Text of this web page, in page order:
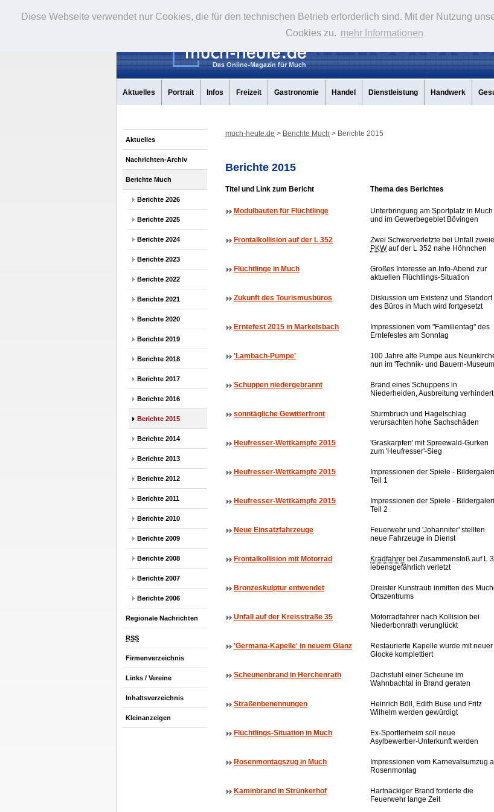
Diese Webseite verwendet nur Cookies, die für den technischen Betrieb erforderlich sind. Mit der Nutzung
Cookies zu. mehr Informationen
Aktuelles Portrait Infos Freizeit Gastronomie Handel Dienstleistung Handwerk
Aktuelles
Nachrichten-Archiv
Berichte Much
Berichte 2026
Berichte 2025
Berichte 2024
Berichte 2023
Berichte 2022
Berichte 2021
Berichte 2020
Berichte 2019
Berichte 2018
Berichte 2017
Berichte 2016
Berichte 2015
Berichte 2014
Berichte 2013
Berichte 2012
Berichte 2011
Berichte 2010
Berichte 2009
Berichte 2008
Berichte 2007
Berichte 2006
Regionale Nachrichten
RSS
Firmenverzeichnis
Links / Vereine
Inhaltsverzeichnis
Kleinanzeigen
much-heute.de > Berichte Much > Berichte 2015
Berichte 2015
Titel und Link zum Bericht Thema des Berichtes
Modulbauten für Flüchtlinge
Unterbringung am Sportplatz in Much
und im Gewerbegebiet Bövingen
Frontalkollision auf der L 352
Zwei Schwerverletzte bei Unfall
PKWauf der L 352 nahe Höhnchen
Flüchtlinge in Much
Großes Interesse an Info-Abend zur
aktuellen Flüchtlings-Situation
Zukunft des Tourismusbüros
Diskussion um Existenz und Standort
des Büros in Much wird fortgesetzt
Erntefest 2015 in Markelsbach
Impressionen vom "Familientag" des
Erntefestes am Sonntag
'Lambach-Pumpe'
100 Jahre alte Pumpe aus
nun im 'Technik- und Bauern-
Schuppen niedergebrannt
Brand eines Schuppens in
Niederheiden, Ausbreitung verhindert
sonntägliche Gewitterfront
Sturmbruch und Hagelschlag
verursachten hohe Sachschäden
Heufresser-Wettkämpfe 2015
'Graskarpfen' mit Spreewald-Gurken
zum 'Heufresser'-Sieg
Heufresser-Wettkämpfe 2015
Impressionen der Spiele -
Teil 1
Heufresser-Wettkämpfe 2015
Impressionen der Spiele -
Teil 2
Neue Einsatzfahrzeuge
Feuerwehr und 'Johanniter' stellten
neue Fahrzeuge in Dienst
Frontalkollision mit Motorrad Kradfahrer bei Zusammenstoß auf L
lebensgefährlich verletzt
Bronzeskulptur entwendet
Dreister Kunstraub inmitten des
Ortszentrums
Unfall auf der Kreisstraße 35
Motorradfahrer nach Kollision bei
Niederbonrath verunglückt
'Germana-Kapelle' in neuem Glanz
Restaurierte Kapelle wurde mit neuer
Glocke komplettiert
Scheunenbrand in Herchenrath
Dachstuhl einer Scheune im
Wahnbachtal in Brand geraten
Straßenbenennungen
Heinrich Böll, Edith Buse und Fritz
Wilhelm werden gewürdigt
Flüchtlings-Situation in Much
Ex-Sportlerheim soll neue
Asylbewerber-Unterkunft werden
Rosenmontagszug in Much
Impressionen vom Karnevalsumzug
Rosenmontag
Kaminbrand in Strünkerhof
Hartnäckiger Brand forderte die
Feuerwehr lange Zeit